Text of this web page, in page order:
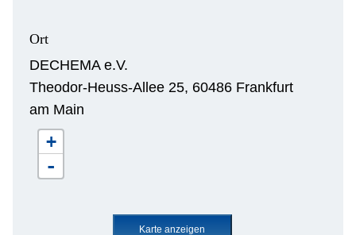
Ort
DECHEMA e.V.
Theodor-Heuss-Allee 25, 60486 Frankfurt
am Main
+
-